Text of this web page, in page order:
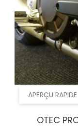
APERÇU RAPIDE
OTEC